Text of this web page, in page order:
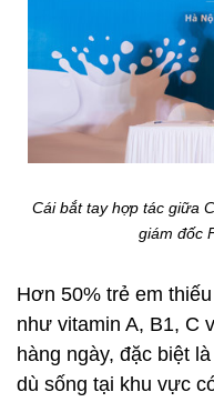
Cái bắt tay hợp tác giữa
giám đốc
Hơn 50% trẻ em
như vitamin A, B1, C
hàng ngày, đặc biệt
dù sống tại khu vực